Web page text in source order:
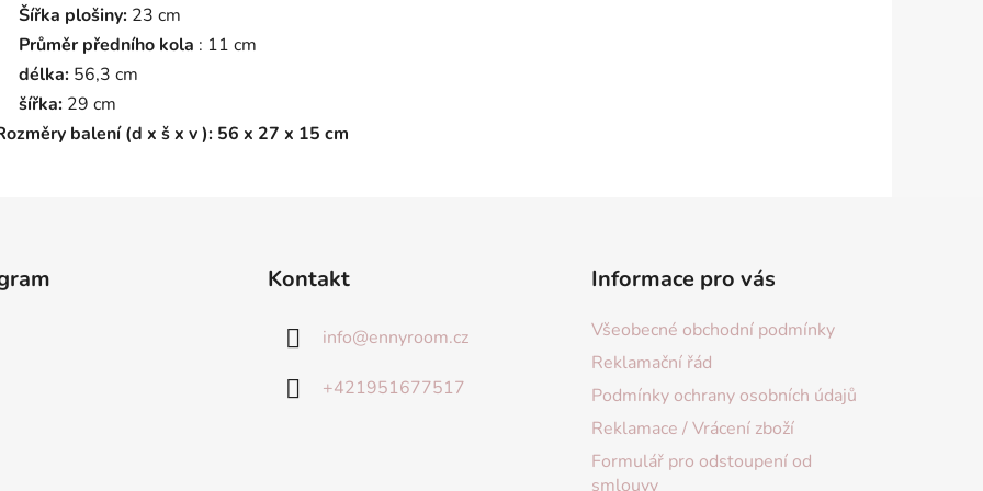
Šířka plošiny: 23 cm
Průměr předního kola : 11 cm
délka: 56,3 cm
šířka: 29 cm
balení (d x š x v ): 56 x 27 x 15 cm
Kontakt
info@ennyroom.cz
+421951677517
Informace pro vás
Všeobecné obchodní podmínky
Reklamační řád
Podmínky ochrany osobních údajů
Reklamace / Vrácení zboží
Formulář pro odstoupení od
smlouvy